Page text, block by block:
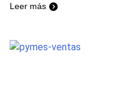
Leer más